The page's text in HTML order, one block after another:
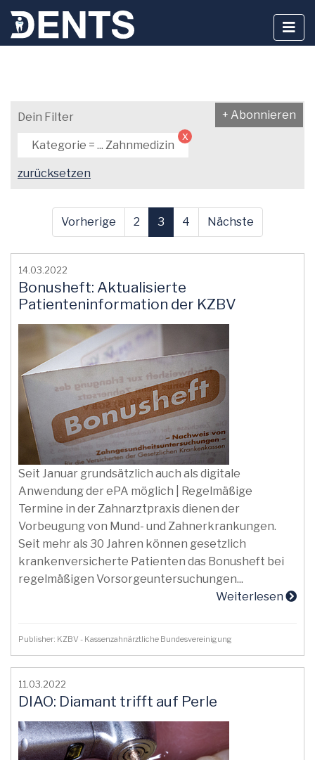
Inhalt
Dein Filter + Abonnieren
zurücksetzen
Kategorie = ... Zahnmedizin
x
Vorherige 2 3 4 Nächste
14.03.2022
Bonusheft: Aktualisierte
Patienteninformation der KZBV
Seit Januar grundsätzlich auch als digitale
Anwendung der ePA möglich | Regelmäßige
Termine in der Zahnarztpraxis dienen der
Vorbeugung von Mund- und Zahnerkrankungen.
Seit mehr als 30 Jahren können gesetzlich
krankenversicherte Patienten das Bonusheft bei
regelmäßigen Vorsorgeuntersuchungen...
Weiterlesen
Publisher: KZBV - Kassenzahnärztliche Bundesvereinigung
11.03.2022
DIAO: Diamant trifft auf Perle